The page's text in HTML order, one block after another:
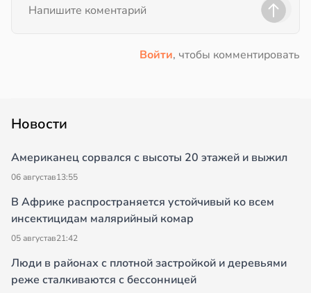
Войти, чтобы комментировать
Новости
Американец сорвался с высоты 20 этажей и выжил
06 августав13:55
В Африке распространяется устойчивый ко всем
инсектицидам малярийный комар
05 августав21:42
Люди в районах с плотной застройкой и деревьями
реже сталкиваются с бессонницей